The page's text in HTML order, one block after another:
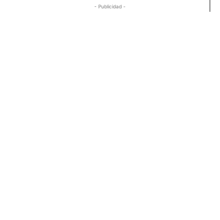
- Publicidad -